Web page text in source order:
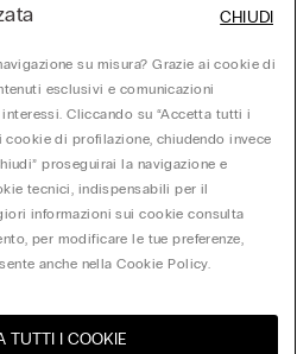
la taglia
Sede Legale: Malcesine (VR), Via Portici
al Reg. Imprese di Verona: 01037050422 |
212.000.000,00 | Società soggetta a
su misura? Grazie ai cookie di
esclusivi e comunicazioni
Cliccando su “Accetta tutti i
cookie di profilazione, chiudendo invece
proseguirai la navigazione e
tecnici, indispensabili per il
informazioni sui cookie consulta
per modificare le tue preferenze,
anche nella Cookie Policy.
TUTTI I COOKIE
CHIUDI